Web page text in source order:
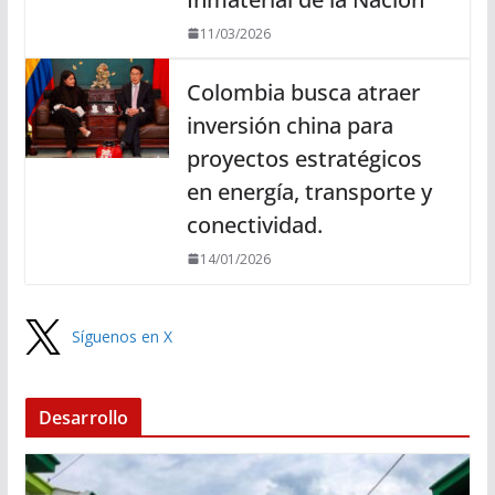
11/03/2026
Colombia busca atraer
inversión china para
proyectos estratégicos
en energía, transporte y
conectividad.
14/01/2026
Síguenos en X
Desarrollo